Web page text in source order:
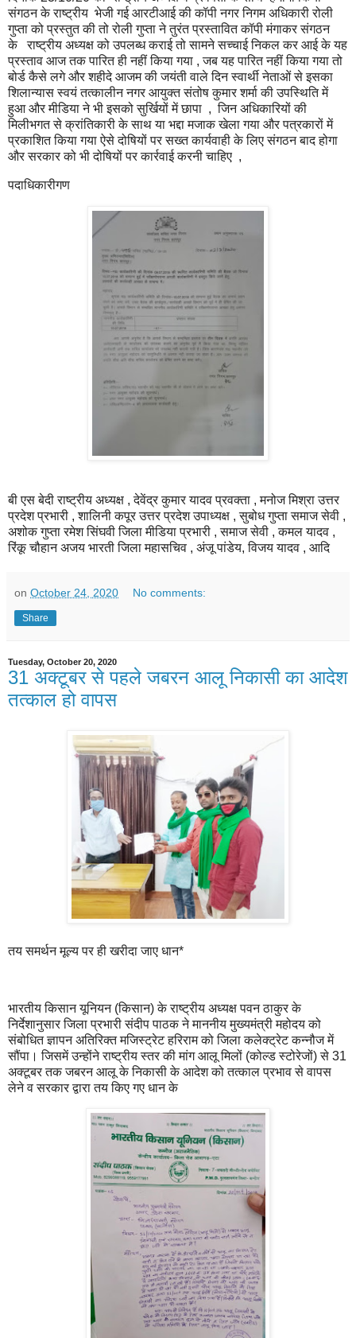
संगठन के राष्ट्रीय भेजी गई आरटीआई की कॉपी नगर निगम अधिकारी रोली
गुप्ता को प्रस्तुत की तो रोली गुप्ता ने तुरंत प्रस्तावित कॉपी मंगाकर संगठन
के राष्ट्रीय अध्यक्ष को उपलब्ध कराई तो सामने सच्चाई निकल कर आई के यह
प्रस्ताव आज तक पारित ही नहीं किया गया , जब यह पारित नहीं किया गया तो
बोर्ड कैसे लगे और शहीदे आजम की जयंती वाले दिन स्वार्थी नेताओं से इसका
शिलान्यास स्वयं तत्कालीन नगर आयुक्त संतोष कुमार शर्मा की उपस्थिति में
हुआ और मीडिया ने भी इसको सुर्खियों में छापा , जिन अधिकारियों की
मिलीभगत से क्रांतिकारी के साथ या भद्दा मजाक खेला गया और पत्रकारों में
प्रकाशित किया गया ऐसे दोषियों पर सख्त कार्यवाही के लिए संगठन बाद होगा
और सरकार को भी दोषियों पर कार्रवाई करनी चाहिए ,
पदाधिकारीगण
बी एस बेदी राष्ट्रीय अध्यक्ष , देवेंद्र कुमार यादव प्रवक्ता , मनोज मिश्रा उत्तर
प्रदेश प्रभारी , शालिनी कपूर उत्तर प्रदेश उपाध्यक्ष , सुबोध गुप्ता समाज सेवी ,
अशोक गुप्ता रमेश सिंघवी जिला मीडिया प्रभारी , समाज सेवी , कमल यादव ,
रिंकू चौहान अजय भारती जिला महासचिव , अंजू पांडेय, विजय यादव , आदि
on October 24, 2020 No comments:
Share
Tuesday, October 20, 2020
31 अक्टूबर से पहले जबरन आलू निकासी का आदेश
तत्काल हो वापस
तय समर्थन मूल्य पर ही खरीदा जाए धान*
भारतीय किसान यूनियन (किसान) के राष्ट्रीय अध्यक्ष पवन ठाकुर के
निर्देशानुसार जिला प्रभारी संदीप पाठक ने माननीय मुख्यमंत्री महोदय को
संबोधित ज्ञापन अतिरिक्त मजिस्ट्रेट हरिराम को जिला कलेक्ट्रेट कन्नौज में
सौंपा। जिसमें उन्होंने राष्ट्रीय स्तर की मांग आलू मिलों (कोल्ड स्टोरेजों) से 31
अक्टूबर तक जबरन आलू के निकासी के आदेश को तत्काल प्रभाव से वापस
लेने व सरकार द्वारा तय किए गए धान के